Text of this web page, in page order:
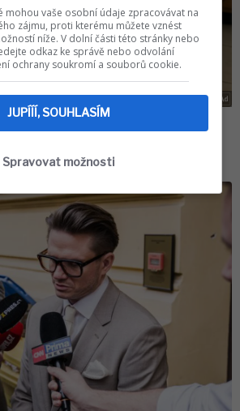
mohou vaše osobní údaje zpracovávat na
zájmu, proti kterému můžete vznést
níže. V dolní části této stránky nebo
odkaz ke správě nebo odvolání
ochrany soukromí a souborů cookie.
JUPÍÍÍ, SOUHLASÍM
Spravovat možnosti